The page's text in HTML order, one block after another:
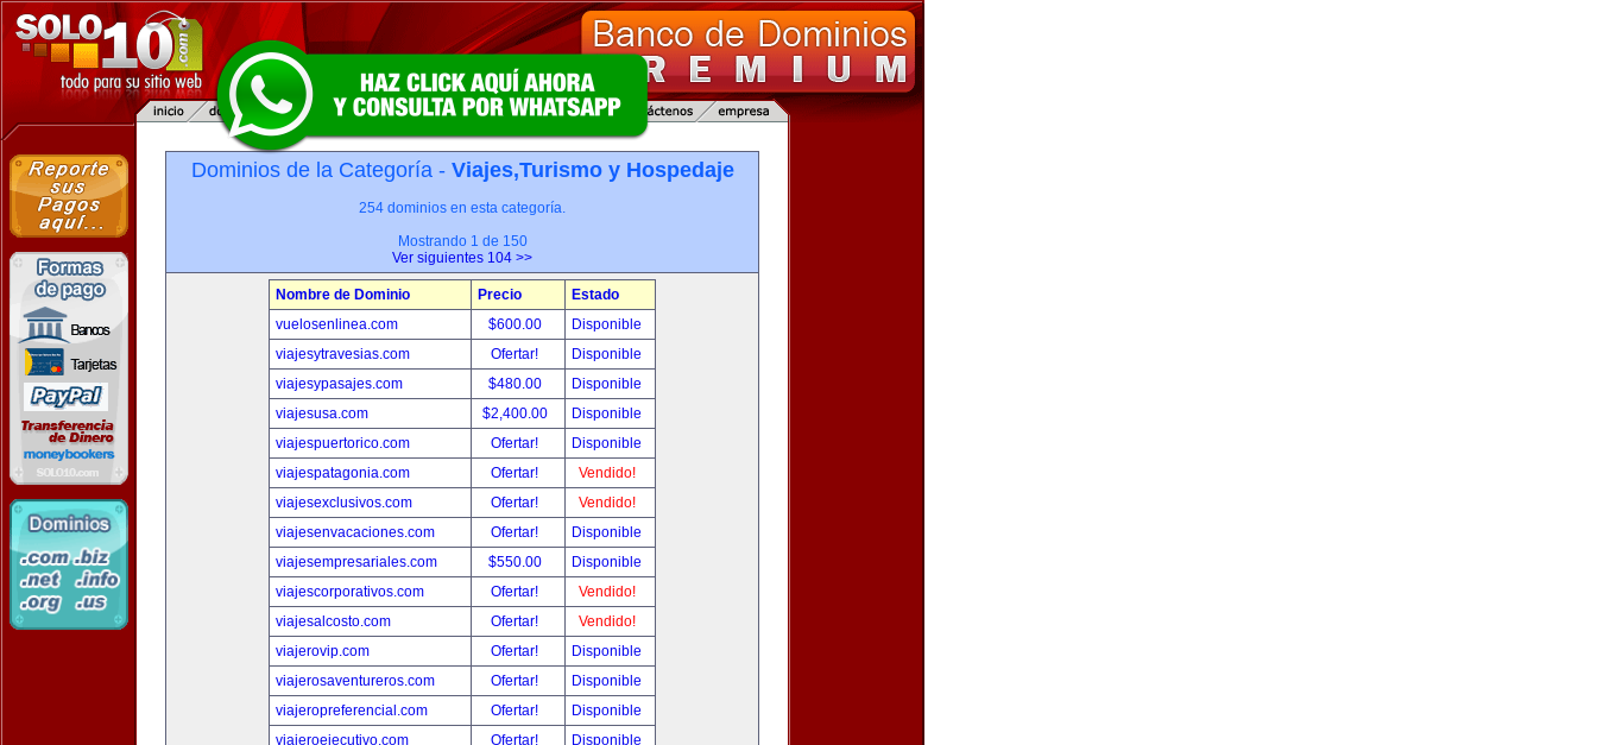
Dominios de la Categoría - Viajes,Turismo y Hospedaje
254 dominios en esta categoría.
Mostrando 1 de 150
Ver siguientes 104 >>
Nombre de Dominio Precio
Estado
vuelosenlinea.com
$600.00
Disponible
viajesytravesias.com
Ofertar!
Disponible
viajesypasajes.com
$480.00
Disponible
viajesusa.com
$2,400.00
Disponible
viajespuertorico.com
Ofertar!
Disponible
viajespatagonia.com
Ofertar!
Vendido!
viajesexclusivos.com
Ofertar!
Vendido!
viajesenvacaciones.com
Ofertar!
Disponible
viajesempresariales.com
$550.00
Disponible
viajescorporativos.com
Ofertar!
Vendido!
viajesalcosto.com
Ofertar!
Vendido!
viajerovip.com
Ofertar!
Disponible
viajerosaventureros.com
Ofertar!
Disponible
viajeropreferencial.com
Ofertar!
Disponible
viajeroejecutivo.com
Ofertar!
Disponible